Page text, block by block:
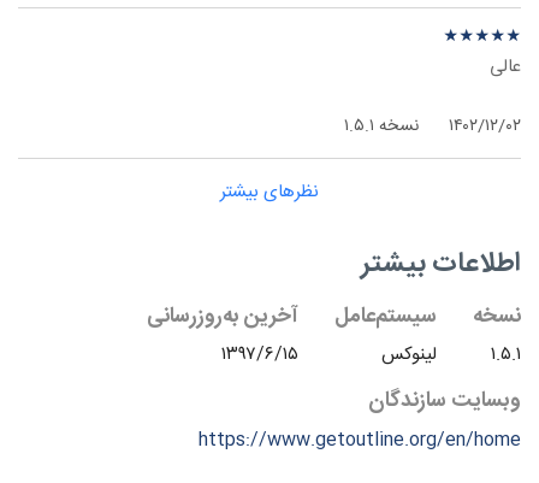
نظر درباره ‫Outline Manager - لینوکس★★★★★
★
★
★
★
★
عالی
۱۴۰۲/۱۲/۰۲ نسخه ۱.۵.۱
نظرهای بیشتر
اطلاعات بیشتر
نسخه
۱.۵.۱
سیستم‌عامل
لینوکس
آخرین به‌روزرسانی
۱۳۹۷/۶/۱۵
وبسایت سازندگان
https://www.getoutline.org/en/home